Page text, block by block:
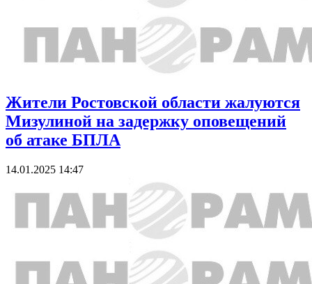
Жители Ростовской области жалуются
Мизулиной на задержку оповещений
об атаке БПЛА
14.01.2025 14:47